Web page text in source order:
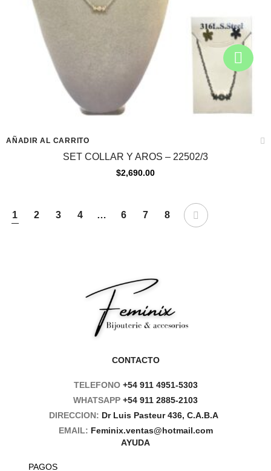
AÑADIR AL CARRITO
SET COLLAR Y AROS – 22502/3
$2,690.00
1 2 3 4 … 6 7 8
CONTACTO
TELEFONO +54 911 4951-5303
WHATSAPP +54 911 2885-2103
DIRECCION: Dr Luis Pasteur 436, C.A.B.A
EMAIL: Feminix.ventas@hotmail.com
AYUDA
PAGOS